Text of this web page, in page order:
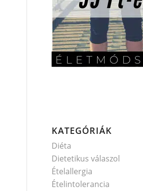
KATEGÓRIÁK
Diéta
Dietetikus válaszol
Ételallergia
Ételintolerancia